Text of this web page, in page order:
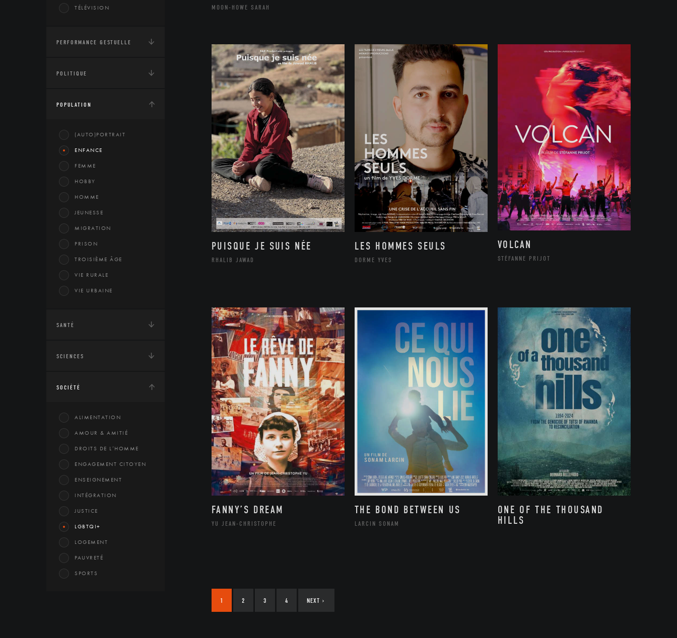
TÉLÉVISION
PERFORMANCE GESTUELLE
POLITIQUE
POPULATION
(AUTO)PORTRAIT
ENFANCE
FEMME
HOBBY
HOMME
JEUNESSE
MIGRATION
PRISON
TROISIÈME ÂGE
VIE RURALE
VIE URBAINE
SANTÉ
SCIENCES
SOCIÉTÉ
ALIMENTATION
AMOUR & AMITIÉ
DROITS DE L’HOMME
ENGAGEMENT CITOYEN
ENSEIGNEMENT
INTÉGRATION
JUSTICE
LGBTQI+
LOGEMENT
PAUVRETÉ
SPORTS
MOON-HOWE SARAH
PUISQUE JE SUIS NÉE
RHALIB JAWAD
LES HOMMES SEULS
DORME YVES
VOLCAN
STÉFANNE PRIJOT
FANNY’S DREAM
YU JEAN-CHRISTOPHE
THE BOND BETWEEN US
LARCIN SONAM
ONE OF THE THOUSAND
HILLS
1 2 3 4 NEXT ›